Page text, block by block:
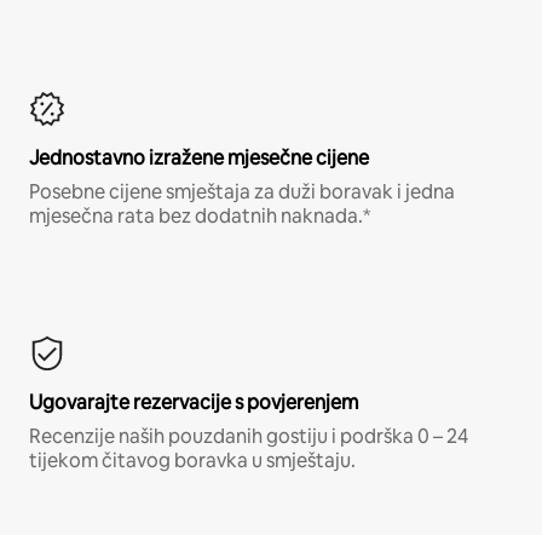
Jednostavno izražene mjesečne cijene
Posebne cijene smještaja za duži boravak i jedna
mjesečna rata bez dodatnih naknada.*
Ugovarajte rezervacije s povjerenjem
Recenzije naših pouzdanih gostiju i podrška 0 – 24
tijekom čitavog boravka u smještaju.